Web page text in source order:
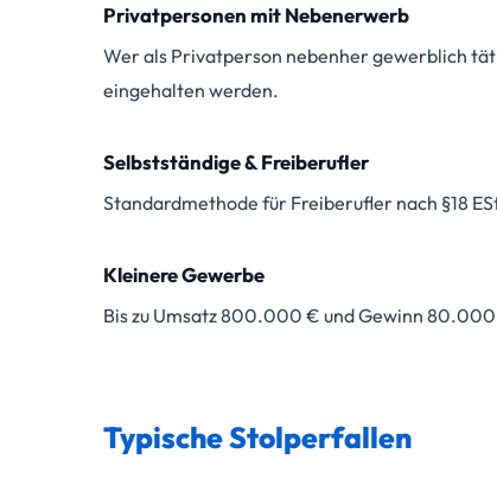
Privatpersonen mit Nebenerwerb
Wer als Privatperson nebenher gewerblich
eingehalten werden.
Selbstständige & Freiberufler
Standardmethode für Freiberufler nach §18
Kleinere Gewerbe
Bis zu Umsatz 800.000 € und Gewinn
Typische Stolperfallen